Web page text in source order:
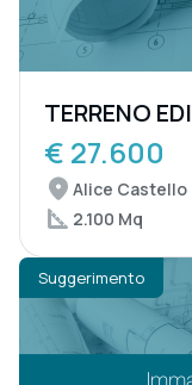
TERRENO
€ 27.600
Alice Castello
2.100 Mq
Suggerimento